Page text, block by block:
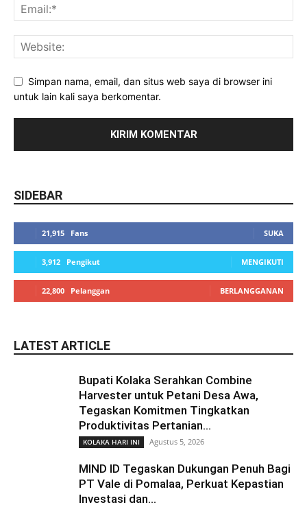
Simpan nama, email, dan situs web saya di browser ini
untuk lain kali saya berkomentar.
SIDEBAR
21,915 Fans SUKA
3,912 Pengikut MENGIKUTI
22,800 Pelanggan BERLANGGANAN
LATEST ARTICLE
Bupati Kolaka Serahkan Combine
Harvester untuk Petani Desa Awa,
Tegaskan Komitmen Tingkatkan
Produktivitas Pertanian...
KOLAKA HARI INI Agustus 5, 2026
MIND ID Tegaskan Dukungan Penuh Bagi
PT Vale di Pomalaa, Perkuat Kepastian
Investasi dan...